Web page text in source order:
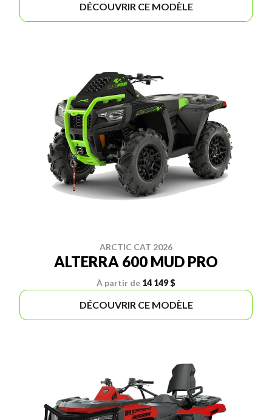
DÉCOUVRIR CE MODÈLE
ARCTIC CAT 2026
ALTERRA 600 MUD PRO
À partir de 14 149 $
DÉCOUVRIR CE MODÈLE